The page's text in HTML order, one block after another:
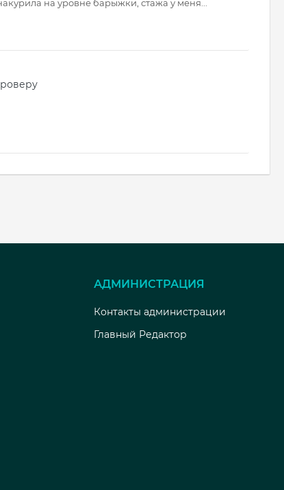
на уровне барыжки, стажа у меня...
АДМИНИСТРАЦИЯ
Контакты администрации
Главный Редактор